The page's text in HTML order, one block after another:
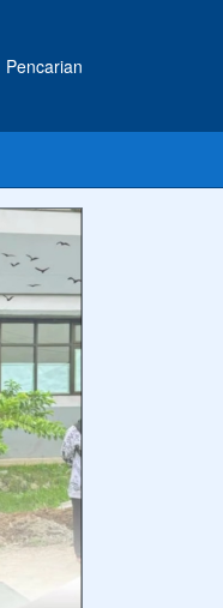
Pencarian